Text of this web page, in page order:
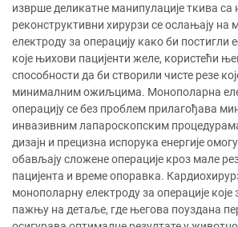
изврше деликатне манипулације ткива са
реконструктивни хирурзи се ослањају на
електроду за операцију како би постигли
које њихови пацијенти желе, користећи
способности да би створили чисте резе
минималним ожиљцима. Монополарна
операцију се без проблем прилагођава
инвазивним лапароскопским
дизајн и прецизна испорука енергије
обављају сложене операције кроз мале
пацијента и време опоравка.
монополарну електроду за операције које
пажњу на детаље, где његова поуздана